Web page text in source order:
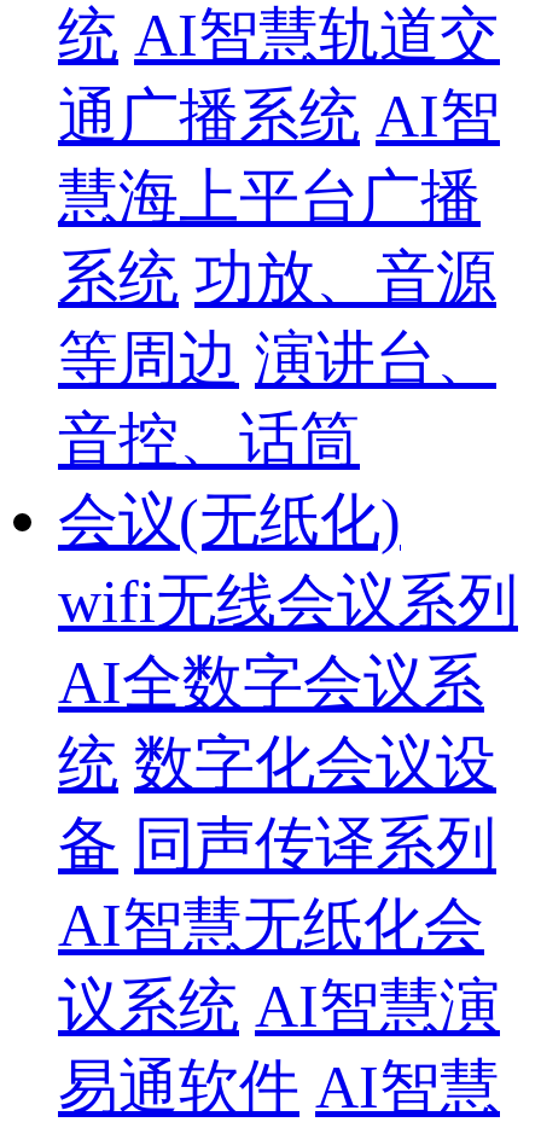
统 AI智慧轨道交
通广播系统 AI智
慧海上平台广播
系统 功放、音源
等周边 演讲台、
音控、话筒
会议(无纸化)
wifi无线会议系列
AI全数字会议系
统 数字化会议设
备 同声传译系列
AI智慧无纸化会
议系统 AI智慧演
易通软件 AI智慧